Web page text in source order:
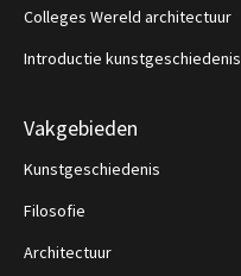
Colleges Wereld architectuur
Introductie kunstgeschiedenis
Vakgebieden
Kunstgeschiedenis
Filosofie
Architectuur